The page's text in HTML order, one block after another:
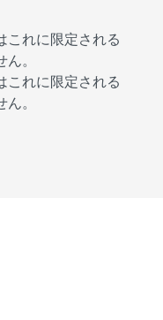
これに限定される
。
これに限定される
。